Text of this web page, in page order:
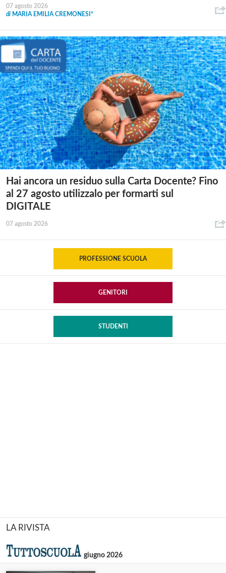
07 agosto 2026
di MARIA EMILIA CREMONESI*
Hai ancora un residuo sulla Carta Docente? Fino
al 27 agosto utilizzalo per formarti sul
DIGITALE
07 agosto 2026
PROFESSIONE SCUOLA
GENITORI
STUDENTI
LA RIVISTA
giugno 2026